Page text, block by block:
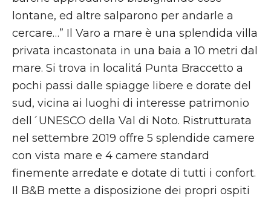
lontane, ed altre salparono per andarle a
cercare…” Il Varo a mare è una splendida villa
privata incastonata in una baia a 10 metri dal
mare. Si trova in localitá Punta Braccetto a
pochi passi dalle spiagge libere e dorate del
sud, vicina ai luoghi di interesse patrimonio
dell´UNESCO della Val di Noto. Ristrutturata
nel settembre 2019 offre 5 splendide camere
con vista mare e 4 camere standard
finemente arredate e dotate di tutti i confort.
Il B&B mette a disposizione dei propri ospiti